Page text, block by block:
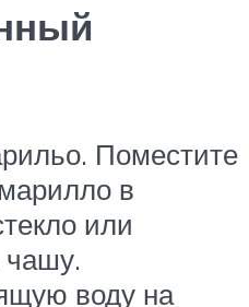
Поместите
в
или
чашу.
воду на